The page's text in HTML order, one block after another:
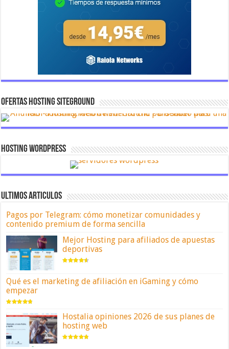
OFERTAS HOSTING SITEGROUND
Hosting Wordpress
ULTIMOS ARTICULOS
Pagos por Telegram: cómo monetizar comunidades y
contenido premium de forma sencilla
Mejor Hosting para afiliados de apuestas
deportivas
Qué es el marketing de afiliación en iGaming y cómo
empezar
Hostalia opiniones 2026 de sus planes de
hosting web